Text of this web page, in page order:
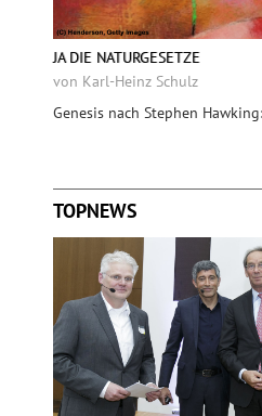
JA DIE NATURGESETZE
von Karl-Heinz Schulz
Genesis nach Stephen
TOPNEWS